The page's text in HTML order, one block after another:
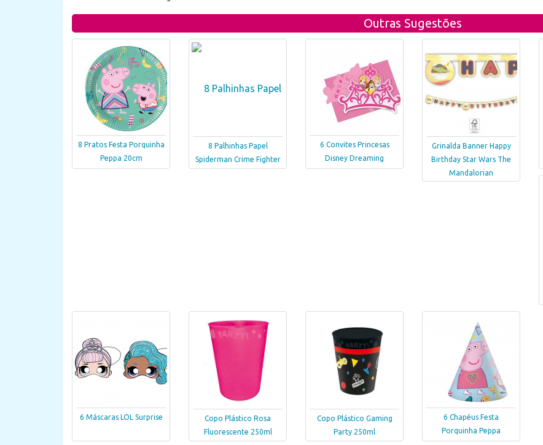
Outras Sugestões
8 Pratos Festa Porquinha
Peppa 20cm
8 Palhinhas Papel
Spiderman Crime Fighter
6 Convites Princesas
Disney Dreaming
Grinalda Banner Happy
Birthday Star Wars The
Mandalorian
6 Máscaras LOL Surprise
Copo Plástico Rosa
Fluorescente 250ml
Copo Plástico Gaming
Party 250ml
6 Chapéus Festa
Porquinha Peppa